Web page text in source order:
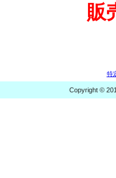
販
特
Copyright ©